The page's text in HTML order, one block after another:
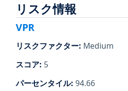
リスク情報
VPR
リスクファクター: Medium
スコア: 5
パーセンタイル: 94.66